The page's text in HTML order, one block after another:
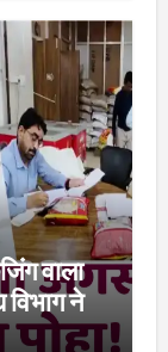
वाला
विभाग ने